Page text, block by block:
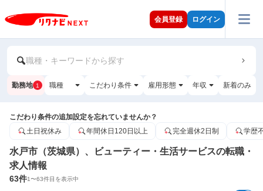
会員登録 ログイン
職種・キーワードから探す
勤務地 1 職種 こだわり条件 雇用形態 年収 新着のみ
こだわり条件の追加設定を忘れていませんか？
土日祝休み
年間休日120日以上 完全週休2日制 学歴
水戸市（茨城県）、ビューティー・生活サービスの転職・
求人情報
63件1〜63件目を表示中